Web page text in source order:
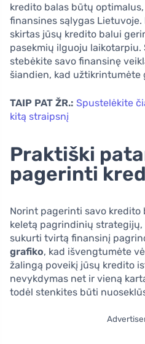
kredito balas būtų
finansines sąlygas Lietuvoje.
skirtas jūsų kredito balui
pasekmių ilguoju laikotarpiu.
stebėkite savo finansinę
šiandien, kad užtikrintumėte
TAIP PAT ŽR.: Spustelėkite
kitą straipsnį
Praktiški
pagerinti
Norint pagerinti savo
keletą pagrindinių
sukurti tvirtą finansinį
grafiko, kad išvengtumėte
žalingą poveikį jūsų kredito
nevykdymas net ir vieną
todėl stenkites būti